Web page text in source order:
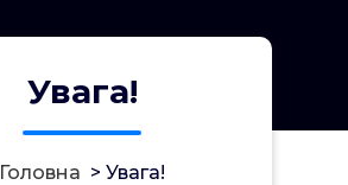
Увага!
Головна > Увага!